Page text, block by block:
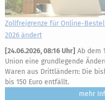
Zollfreigrenze für Online-
2026 ändert
[24.06.2026, 08:16 Uhr] Ab dem
Union eine grundlegende
Waren aus Drittländern: Die
bis 150 Euro entfällt.
mehr